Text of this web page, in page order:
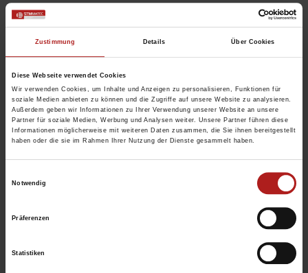
Zustimmung Details Über Cookies
Diese Webseite verwendet Cookies
Wir verwenden Cookies, um Inhalte und Anzeigen zu personalisieren, Funktionen für
soziale Medien anbieten zu können und die Zugriffe auf unsere Website zu analysieren.
Außerdem geben wir Informationen zu Ihrer Verwendung unserer Website an unsere
Partner für soziale Medien, Werbung und Analysen weiter. Unsere Partner führen diese
Informationen möglicherweise mit weiteren Daten zusammen, die Sie ihnen bereitgestellt
haben oder die sie im Rahmen Ihrer Nutzung der Dienste gesammelt haben.
Notwendig
Präferenzen
Statistiken